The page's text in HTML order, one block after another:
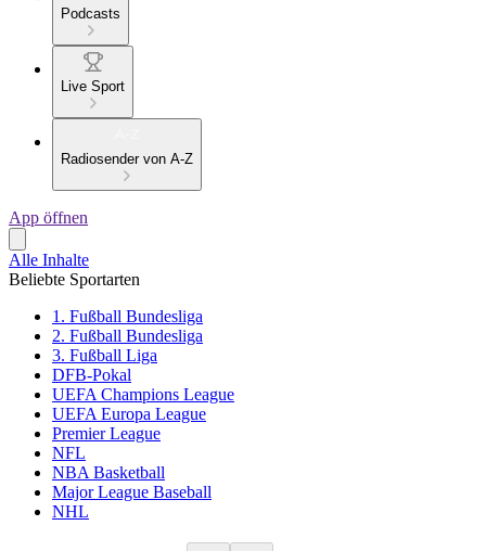
Podcasts
Live Sport
Radiosender von A-Z
App öffnen
Alle Inhalte
Beliebte Sportarten
1. Fußball Bundesliga
2. Fußball Bundesliga
3. Fußball Liga
DFB-Pokal
UEFA Champions League
UEFA Europa League
Premier League
NFL
NBA Basketball
Major League Baseball
NHL